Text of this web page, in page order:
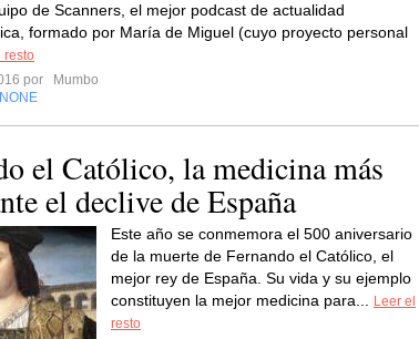
de Scanners, el mejor podcast de actualidad
formado por María de Miguel (cuyo proyecto personal
resto
por
Mumbo
NONE
el Católico, la medicina más
el declive de España
Este año se conmemora el 500 aniversario
de la muerte de Fernando el Católico, el
mejor rey de España. Su vida y su ejemplo
constituyen la mejor medicina para...
Leer el
resto